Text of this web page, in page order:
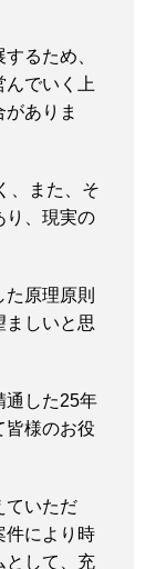
るため、
んでいく上
ありま
、また、そ
り、現実の
原理原則
ましいと思
通した25年
皆様のお役
ていただ
件により時
として、充